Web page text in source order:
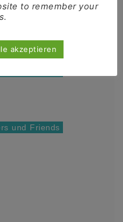
und Friends
und Friends
to remember your
akzeptieren